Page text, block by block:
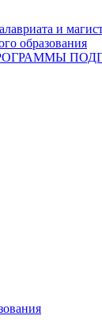
и
образования